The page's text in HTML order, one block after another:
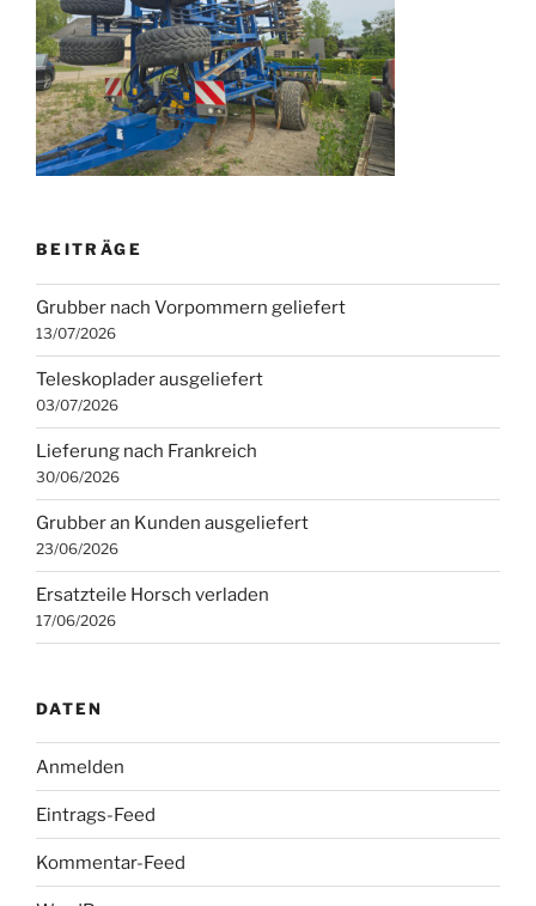
BEITRÄGE
Grubber nach Vorpommern geliefert
13/07/2026
Teleskoplader ausgeliefert
03/07/2026
Lieferung nach Frankreich
30/06/2026
Grubber an Kunden ausgeliefert
23/06/2026
Ersatzteile Horsch verladen
17/06/2026
DATEN
Anmelden
Eintrags-Feed
Kommentar-Feed